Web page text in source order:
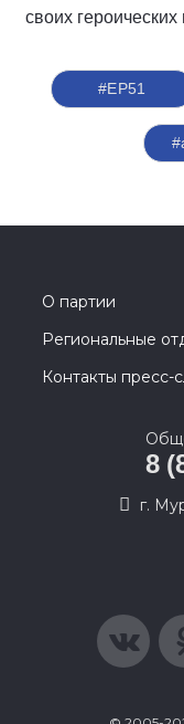
своих
#ЕР51
О партии
Региональные
Контакты пресс-
8
г.